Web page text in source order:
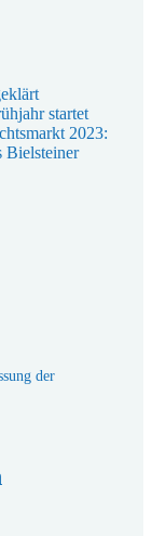
startet
2023:
Bielsteiner
der